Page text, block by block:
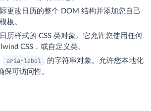
更改日历的整个 DOM 结构并添加您自己
板。
历样式的 CSS 类对象。它允许您使用任何
CSS，或自定义类。
aria-label
的字符串对象。允许您本地化
保可访问性。